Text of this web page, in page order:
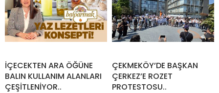
İÇECEKTEN ARA ÖĞÜNE
BALIN KULLANIM ALANLARI
ÇEŞİTLENİYOR..
ÇEKMEKÖY’DE BAŞKAN
ÇERKEZ’E ROZET
PROTESTOSU..